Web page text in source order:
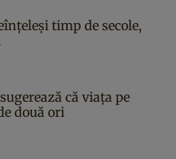
timp de secole,
că viața pe
două ori